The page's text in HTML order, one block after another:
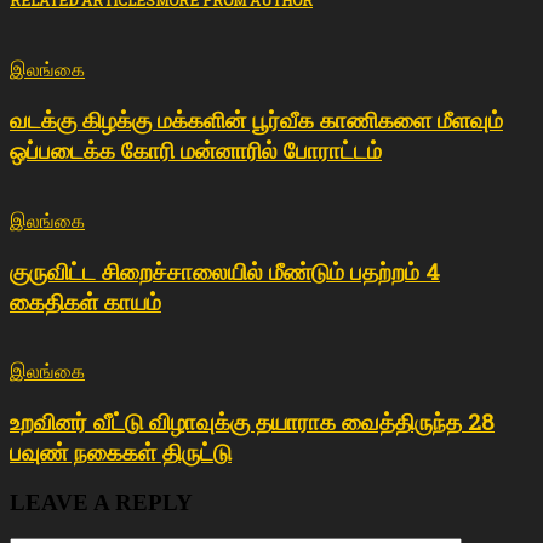
இலங்கை
வடக்கு கிழக்கு மக்களின் பூர்வீக காணிகளை மீளவும்
ஒப்படைக்க கோரி மன்னாரில் போராட்டம்
இலங்கை
குருவிட்ட சிறைச்சாலையில் மீண்டும் பதற்றம் 4
கைதிகள் காயம்
இலங்கை
உறவினர் வீட்டு விழாவுக்கு தயாராக வைத்திருந்த 28
பவுண் நகைகள் திருட்டு
LEAVE A REPLY